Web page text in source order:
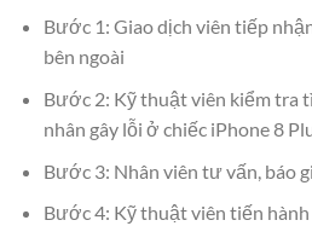
Bước 1: Giao dịch viên tiếp
bên ngoài
Bước 2: Kỹ thuật viên kiểm tra
nhân gây lỗi ở chiếc iPhone 8
Bước 3: Nhân viên tư vấn, báo
Bước 4: Kỹ thuật viên tiến